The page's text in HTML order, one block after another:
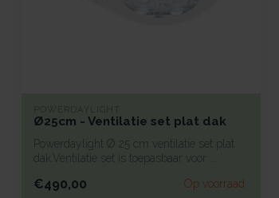
POWERDAYLIGHT
Ø25cm - Ventilatie set plat dak
Powerdaylight Ø 25 cm ventilatie set plat
dak.Ventilatie set is toepasbaar voor ...
€490,00 Op voorraad